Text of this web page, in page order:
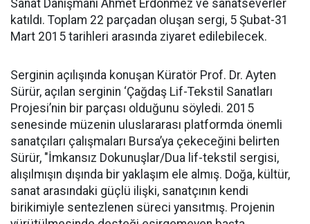
Sanat Danışmanı Ahmet Erdönmez ve sanatseverler
katıldı. Toplam 22 parçadan oluşan sergi, 5 Şubat-31
Mart 2015 tarihleri arasında ziyaret edilebilecek.
Serginin açılışında konuşan Küratör Prof. Dr. Ayten
Sürür, açılan serginin ‘Çağdaş Lif-Tekstil Sanatları
Projesi’nin bir parçası olduğunu söyledi. 2015
senesinde müzenin uluslararası platformda önemli
sanatçıları çalışmaları Bursa’ya çekeceğini belirten
Sürür, "İmkansız Dokunuşlar/Dua lif-tekstil sergisi,
alışılmışın dışında bir yaklaşım ele almış. Doğa, kültür,
sanat arasındaki güçlü ilişki, sanatçının kendi
birikimiyle sentezlenen süreci yansıtmış. Projenin